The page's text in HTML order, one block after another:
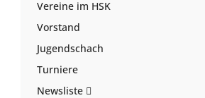
Vereine im HSK
Vorstand
Jugendschach
Turniere
Newsliste